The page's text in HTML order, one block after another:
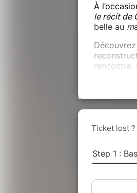
À
le récit de
belle au m
rencontre,
10h à 18h-
Costanza
14h30
-
16h30-